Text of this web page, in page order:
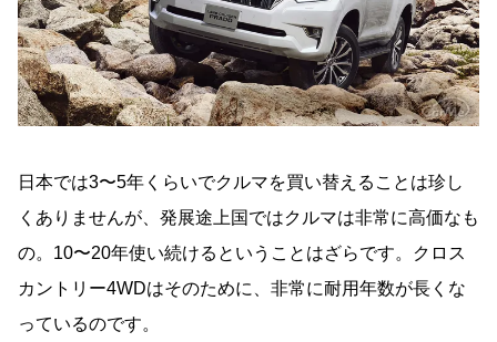
日本では3〜5年くらいでクルマを買い替えることは珍し
くありませんが、発展途上国ではクルマは非常に高価なも
の。10〜20年使い続けるということはざらです。クロス
カントリー4WDはそのために、非常に耐用年数が長くな
っているのです。